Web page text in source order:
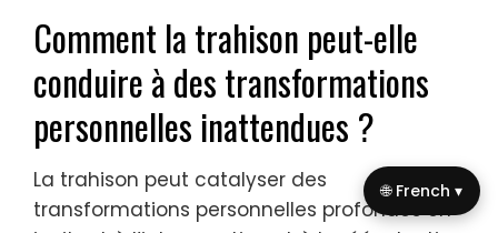
Comment la trahison peut-elle
conduire à des transformations
personnelles inattendues ?
La trahison peut catalyser des
transformations personnelles profondes en
🌐 French ▾